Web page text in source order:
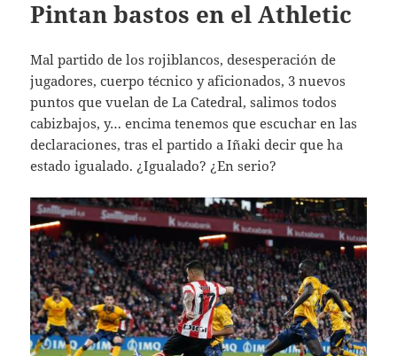
Pintan bastos en el Athletic
Mal partido de los rojiblancos, desesperación de
jugadores, cuerpo técnico y aficionados, 3 nuevos
puntos que vuelan de La Catedral, salimos todos
cabizbajos, y… encima tenemos que escuchar en las
declaraciones, tras el partido a Iñaki decir que ha
estado igualado. ¿Igualado? ¿En serio?